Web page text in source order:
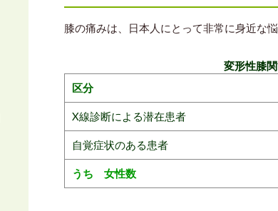
膝の痛みは、日本人にとって非常に身近な悩
変形性膝
区分
X線診断による潜在患者
自覚症状のある患者
うち 女性数